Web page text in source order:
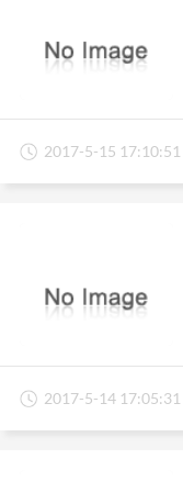
2017-5-15 17:10:51
2017-5-14 17:05:31